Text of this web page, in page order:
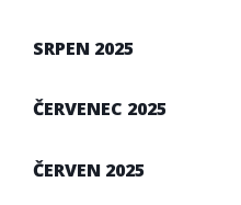
SRPEN 2025
ČERVENEC 2025
ČERVEN 2025